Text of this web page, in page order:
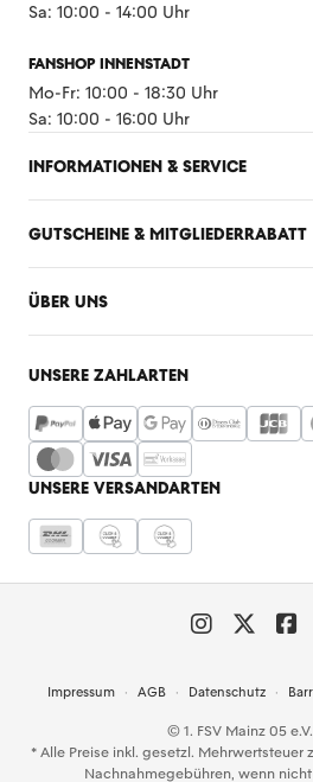
Sa: 10:00 - 14:00 Uhr
FANSHOP INNENSTADT
Mo-Fr: 10:00 - 18:30 Uhr
Sa: 10:00 - 16:00 Uhr
INFORMATIONEN & SERVICE
GUTSCHEINE & MITGLIEDERRABATT
ÜBER UNS
UNSERE ZAHLARTEN
UNSERE VERSANDARTEN
Impressum AGB Datenschutz
© 1. FSV Mainz 05
* Alle Preise inkl. gesetzl. Mehrwertsteuer
Nachnahmegebühren, wenn